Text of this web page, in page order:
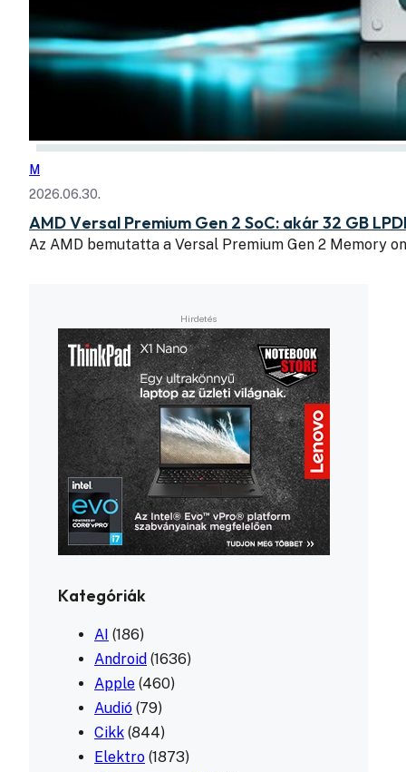
M
2026.06.30.
AMD Versal Premium Gen 2 SoC: akár 32 GB
Az AMD bemutatta a Versal Premium Gen 2 Memory
Kategóriák
AI (186)
Android (1636)
Apple (460)
Audió (79)
Cikk (844)
Elektro (1873)